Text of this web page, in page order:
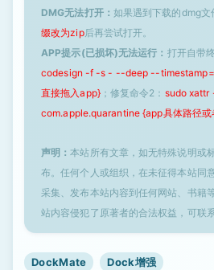
DMG无法打开： 如果遇到下载的dmg
缀改为zip后再尝试打开。
APP提示(已损坏)无法运行： 打开自带
codesign -f -s - --deep --
直接拖入app}；修复命令2： sudo xattr
com.apple.quarantine {app具体路径或
声明：本站所有文章，如无特殊说明或
布。任何个人或组织，在未征得本站同
采集、发布本站内容到任何网站、书籍
站内容侵犯了原著者的合法权益，可联
DockMate Dock增强